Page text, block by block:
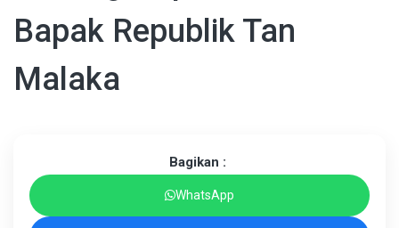
Bapak Republik Tan
Malaka
Bagikan :
WhatsApp